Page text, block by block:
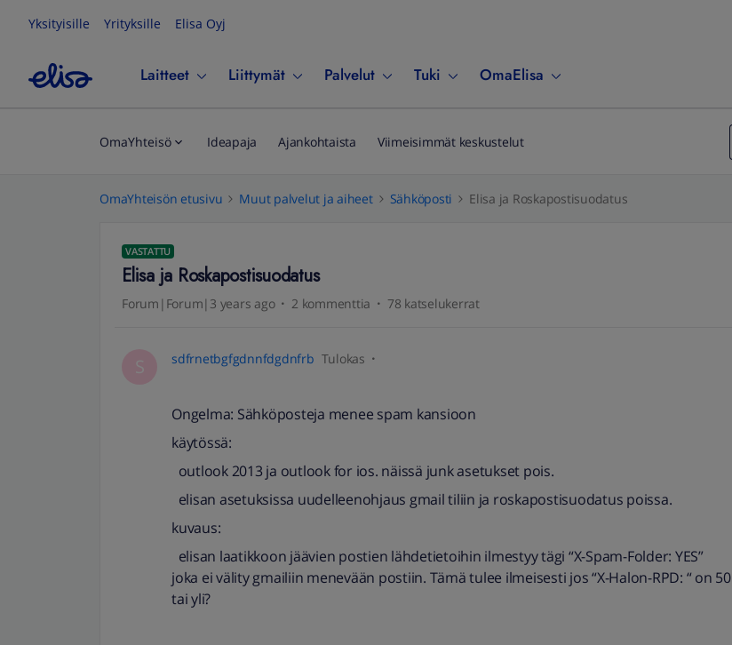
Yksityisille Yrityksille Elisa Oyj
Laitteet Liittymät Palvelut Tuki OmaElisa
OmaYhteisö Ideapaja Ajankohtaista Viimeisimmät keskustelut
OmaYhteisön etusivu Muut palvelut ja aiheet Sähköposti Elisa ja Roskapostisuodatus
VASTATTU
Elisa ja Roskapostisuodatus
Forum|Forum|3 years ago 2 kommenttia 78 katselukerrat
S sdfrnetbgfgdnnfdgdnfrb Tulokas
Ongelma: Sähköposteja menee spam kansioon
käytössä:
outlook 2013 ja outlook for ios. näissä junk asetukset pois.
elisan asetuksissa uudelleenohjaus gmail tiliin ja roskapostisuodatus poissa.
kuvaus:
elisan laatikkoon jäävien postien lähdetietoihin ilmestyy tägi “X-Spam-Folder: YES”
joka ei välity gmailiin menevään postiin. Tämä tulee ilmeisesti jos “X-Halon-RPD: “ on 50
tai yli?